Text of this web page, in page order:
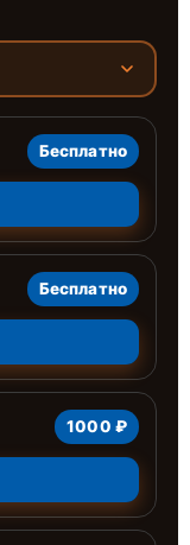
Бесплатно
Бесплатно
1000 ₽